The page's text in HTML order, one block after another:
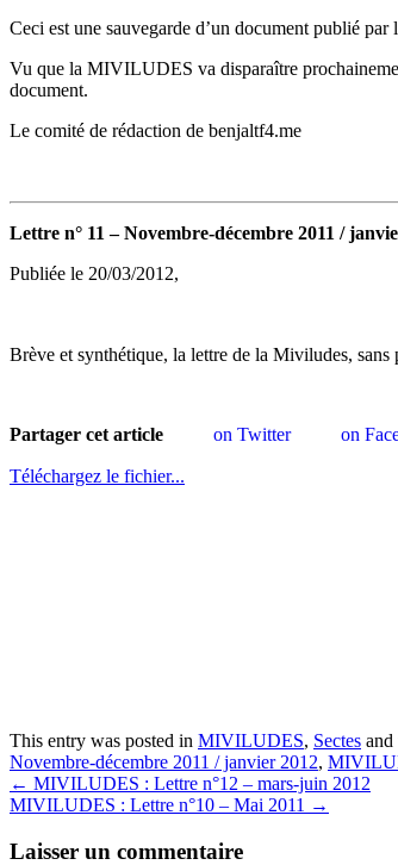
Ceci est une sauvegarde d’un document publié
Vu que la MIVILUDES va disparaître
document.
Le comité de rédaction de benjaltf4.me
Lettre n° 11 – Novembre-décembre 2011 /
Publiée le 20/03/2012,
Brève et synthétique, la lettre de la Miviludes, sans
Partager cet article on Twitter on
Téléchargez le fichier...
This entry was posted in MIVILUDES, Sectes and
Novembre-décembre 2011 / janvier 2012,
Post
navigation
← MIVILUDES : Lettre n°12 – mars-juin 2012
MIVILUDES : Lettre n°10 – Mai 2011 →
Laisser un commentaire